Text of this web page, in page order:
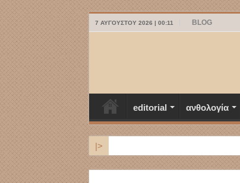
7 ΑΥΓΟΎΣΤΟΥ 2026 | 00:11 BLOG
editorial ανθολογία
|>